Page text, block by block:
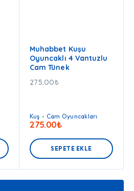
Muhabbet Kuşu
Oyuncaklı 4 Vantuzlu
Cam Tünek
275.00₺
Kuş Cam Oyuncakları
275.00₺
SEPETE EKLE